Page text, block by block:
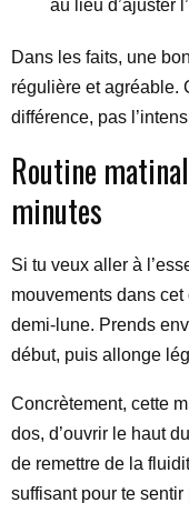
au lieu d’ajuster
Dans les faits, une
régulière et agréable.
différence, pas
Routine
minutes
Si tu veux aller à
mouvements dans
demi-lune. Prends
début, puis allonge
Concrètement, cette
dos, d’ouvrir le haut
de remettre de la
suffisant pour te